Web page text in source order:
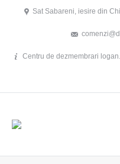
Sat Sabareni, iesire din
Centru de dezmembrari